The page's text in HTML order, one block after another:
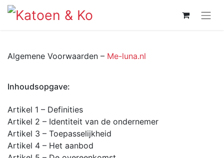
Algemene Voorwaarden – Me-luna.nl
Inhoudsopgave:
Artikel 1 – Definities
Artikel 2 – Identiteit van de ondernemer
Artikel 3 – Toepasselijkheid
Artikel 4 – Het aanbod